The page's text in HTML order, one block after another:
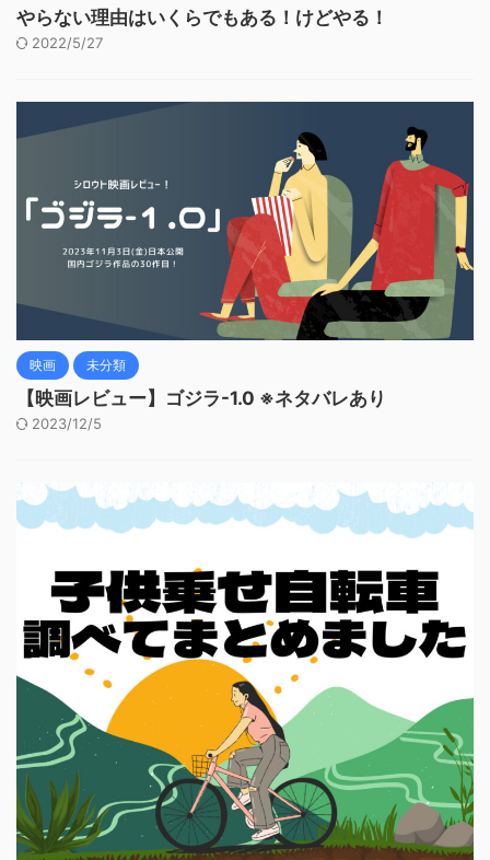
やらない理由はいくらでもある！けどやる！
2022/5/27
映画 未分類
【映画レビュー】ゴジラ-1.0 ※ネタバレあり
2023/12/5